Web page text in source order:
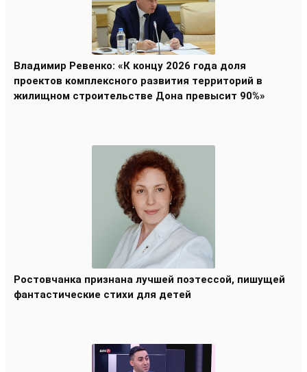
Владимир Ревенко: «К концу 2026 года доля
проектов комплексного развития территорий в
жилищном строительстве Дона превысит 90%»
Ростовчанка признана лучшей поэтессой, пишущей
фантастические стихи для детей